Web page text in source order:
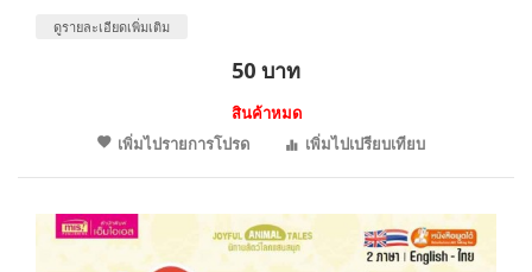
ดูรายละเอียดเพิ่มเติม
50 บาท
สินค้าหมด
เพิ่มไปรายการโปรด
เพิ่มไปเปรียบเทียบ